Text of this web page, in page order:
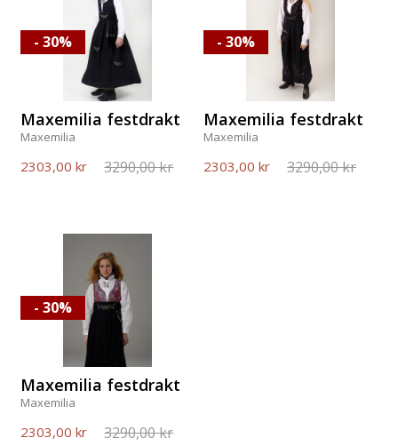
Maxemilia festdrakt
Maxemilia
2303,00 kr 3290,00 kr
- 30%
Maxemilia festdrakt
Maxemilia
2303,00 kr 3290,00 kr
- 30%
Maxemilia festdrakt
Maxemilia
2303,00 kr 3290,00 kr
- 30%